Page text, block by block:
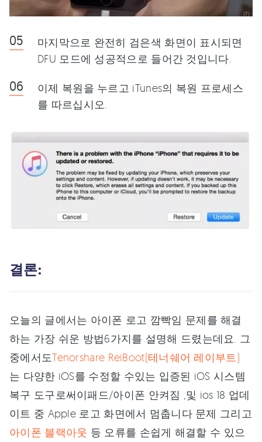
마지막으로 완전히 검은색 화면이 표시되면
DFU 모드에 성공적으로 들어간 것입니다.
이제 복원을 누르고 iTunes의 복원 프로세스
를 따르십시오.
결론:
오늘의 글에서는 아이폰 로고 깜빡임 문제를 해결
하는 가장 쉬운 방법6가지를 설명해 드렸는데요. 그
중에서도Tenorshare ReiBoot(테너쉐어 레이부트)
는 다양한 iOS를 수정할 수있는 입증된 iOS 시스템
복구 도구로써이패드/아이폰 안켜짐 ,및 ios 18 업데
이트 중 Apple 로고 화면에서 멈춥니다 문제 그리고
아이폰 블랙아웃 등 오류를 손쉽게 해결할 수 있으